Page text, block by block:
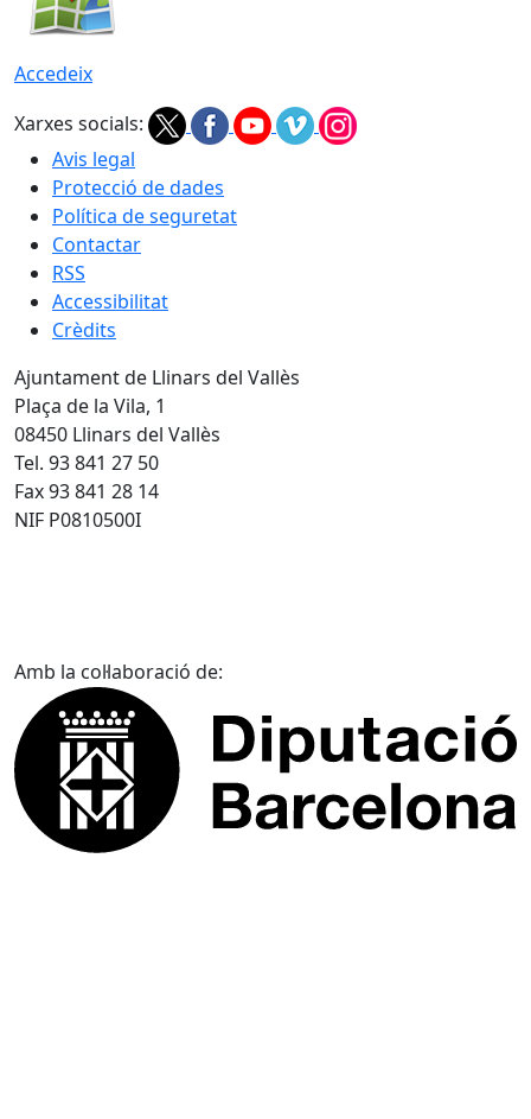
Accedeix
Xarxes socials:
Avis legal
Protecció de dades
Política de seguretat
Contactar
RSS
Accessibilitat
Crèdits
Ajuntament de Llinars del Vallès
Plaça de la Vila, 1
08450 Llinars del Vallès
Tel. 93 841 27 50
Fax 93 841 28 14
NIF P0810500I
Amb la col·laboració de: